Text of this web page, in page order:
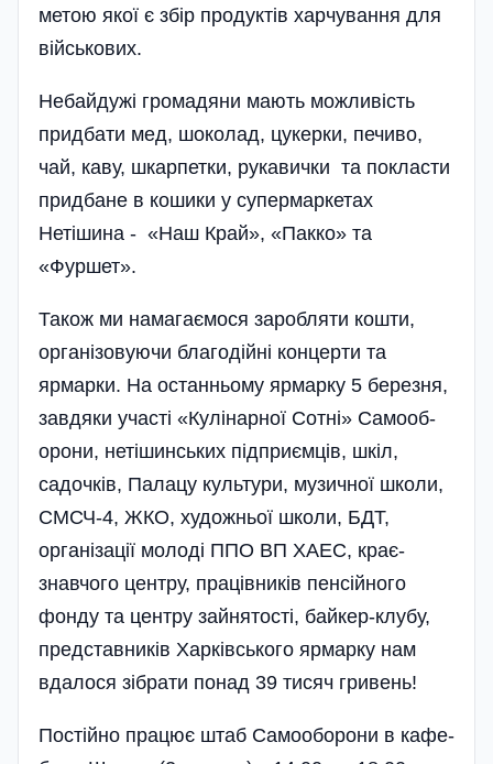
метою якої є збір продуктів харчування для
військових.
Небайдужі громадяни мають можливість
придбати мед, шоколад, цукерки, печиво,
чай, каву, шкарпетки, рукавички та покласти
придбане в кошики у супермаркетах
Нетішина - «Наш Край», «Пакко» та
«Фуршет».
Також ми намагаємося заробляти кошти,
організовуючи благодійні концерти та
ярмарки. На останньому ярмарку 5 березня,
завдяки участі «Кулінарної Сотні» Самооб­
орони, нетішинських під­приємців, шкіл,
садочків, Палацу культури, музичної школи,
СМСЧ-4, ЖКО, художньої школи, БДТ,
органі­зації молоді ППО ВП ХАЕС, крає­
знавчого центру, працівників пен­сійного
фонду та центру зайнятості, байкер-клубу,
представників Харківського ярмарку нам
вдалося зібрати понад 39 тисяч гривень!
Постійно працює штаб Самооборони в кафе-